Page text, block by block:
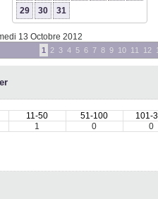
29
30 31
13 Octobre 2012
1 2 3 4 5 6 7 8 9 10 11 12
11-50 51-100 101-
1 0 0